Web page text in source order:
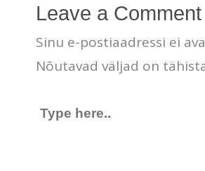
Leave a Comment
Sinu e-postiaadressi ei
Nõutavad väljad on
Type